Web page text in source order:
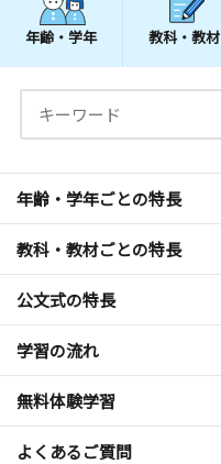
年齢・学年 教科・教材
年齢・学年ごとの特長
教科・教材ごとの特長
公文式の特長
学習の流れ
無料体験学習
よくあるご質問